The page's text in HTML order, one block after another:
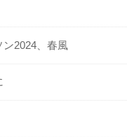
2024、春風